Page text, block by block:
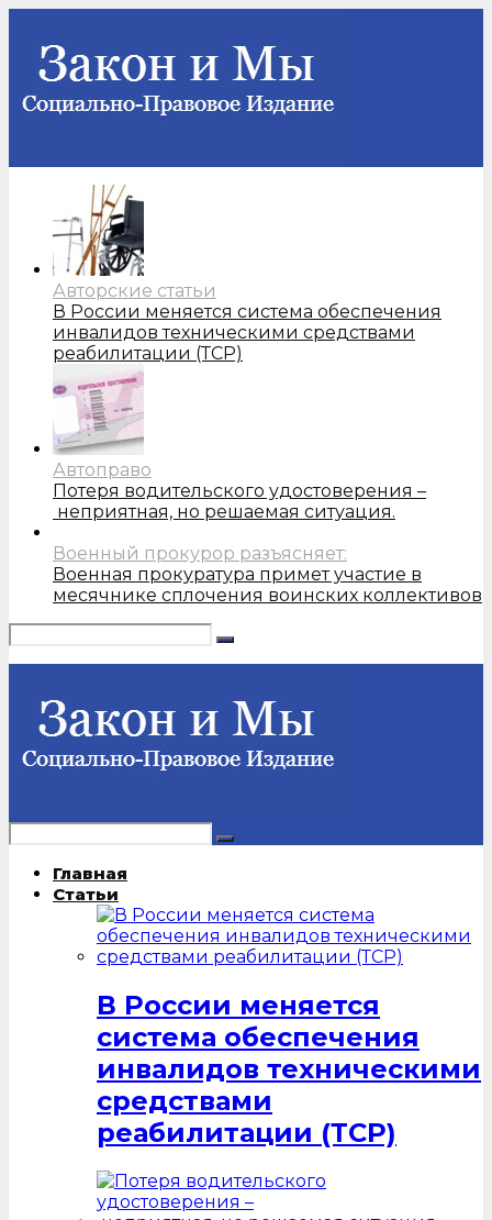
Авторские статьи
В России меняется система обеспечения
инвалидов техническими средствами
реабилитации (ТСР)
Автоправо
Потеря водительского удостоверения –
неприятная, но решаемая ситуация.
Военный прокурор разъясняет:
Военная прокуратура примет участие в
месячнике сплочения воинских коллективов
Главная
Статьи
В России меняется
система обеспечения
инвалидов техническими
средствами
реабилитации (ТСР)